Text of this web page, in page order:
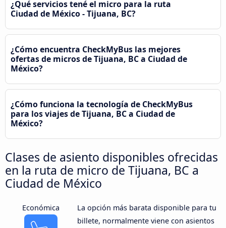
¿Qué servicios tené el micro para la ruta
Ciudad de México - Tijuana, BC?
¿Cómo encuentra CheckMyBus las mejores
ofertas de micros de Tijuana, BC a Ciudad de
México?
¿Cómo funciona la tecnología de CheckMyBus
para los viajes de Tijuana, BC a Ciudad de
México?
Clases de asiento disponibles ofrecidas
en la ruta de micro de Tijuana, BC a
Ciudad de México
Económica
La opción más barata disponible para tu
billete, normalmente viene con asientos